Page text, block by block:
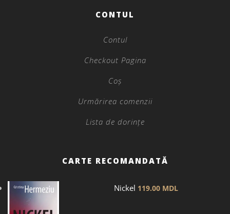
CONTUL
Contul
Checkout Pagina
Coș
Urmărirea comenzii
Lista de dorințe
CARTE RECOMANDATĂ
Nickel 119.00 MDL